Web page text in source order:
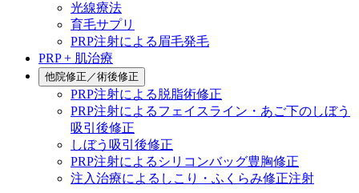
光線療法
育毛サプリ
PRP注射による眉毛発毛
PRP + 肌治療
他院修正／術後修正
PRP注射による脱脂術修正
PRP注射によるフェイスライン・あご下のしぼう
吸引後修正
しぼう吸引後修正
PRP注射によるシリコンバッグ豊胸修正
注入治療によるしこり・ふくらみ修正注射